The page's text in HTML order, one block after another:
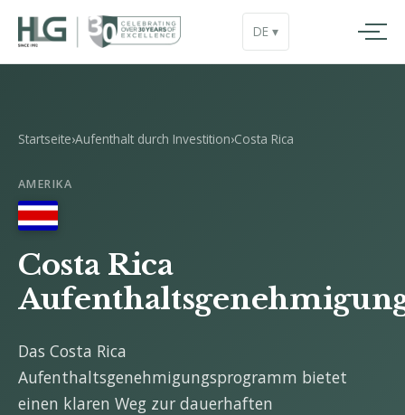
DE ▾
Startseite›Aufenthalt durch Investition›Costa Rica
AMERIKA
Costa Rica
Das Costa Rica
Aufenthaltsgenehmigungsprogramm bietet
einen klaren Weg zur dauerhaften